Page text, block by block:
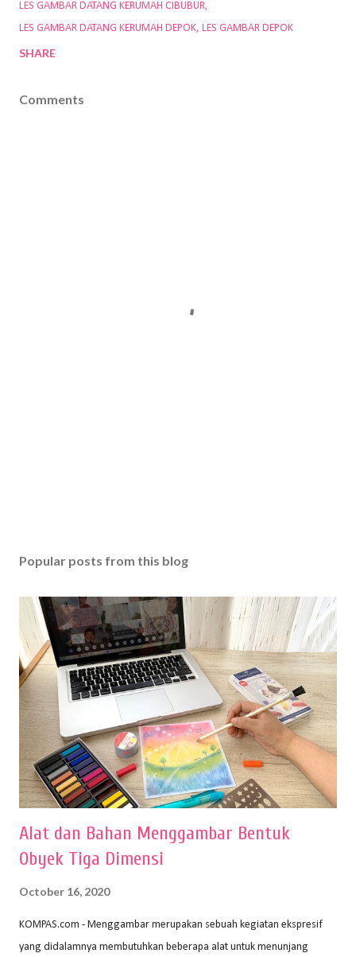
LES GAMBAR DATANG KERUMAH CIBUBUR
LES GAMBAR DATANG KERUMAH DEPOK LES GAMBAR DEPOK
SHARE
Comments
Popular posts from this blog
Alat dan Bahan Menggambar Bentuk
Obyek Tiga Dimensi
October 16, 2020
KOMPAS.com - Menggambar merupakan sebuah kegiatan ekspresif
yang didalamnya membutuhkan beberapa alat untuk menunjang